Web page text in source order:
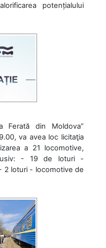
potențialului
Ferată din Moldova”
va avea loc licitaţia
a 21 locomotive,
- 19 de loturi -
2 loturi - locomotive de